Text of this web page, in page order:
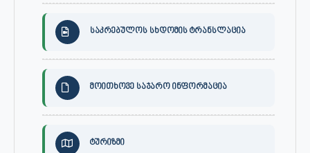
საკრებულოს სხდომის ტრანსლაცია
მოითხოვე საჯარო ინფორმაცია
ტურიზმი